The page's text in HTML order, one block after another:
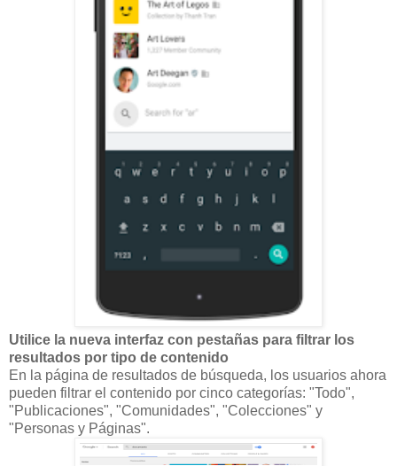
Utilice la nueva interfaz con pestañas para filtrar los
resultados por tipo de contenido
En la página de resultados de búsqueda, los usuarios ahora
pueden filtrar el contenido por cinco categorías: "Todo",
"Publicaciones", "Comunidades", "Colecciones" y
"Personas y Páginas".